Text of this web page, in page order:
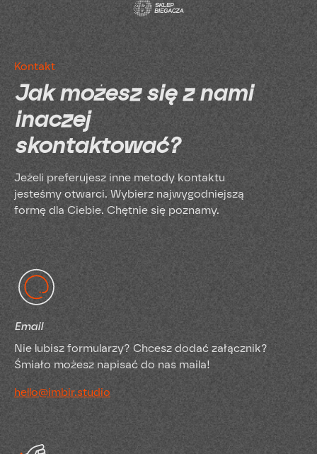
Kontakt
Jak możesz się z nami
inaczej
skontaktować?
Jeżeli preferujesz inne metody kontaktu
jesteśmy otwarci. Wybierz najwygodniejszą
formę dla Ciebie. Chętnie się poznamy.
Email
Nie lubisz formularzy? Chcesz dodać załącznik?
Śmiało możesz napisać do nas maila!
hello@imbir.studio